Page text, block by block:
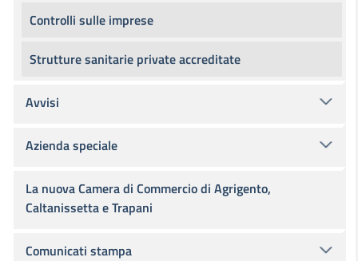
Controlli sulle imprese
Strutture sanitarie private accreditate
Avvisi
Azienda speciale
La nuova Camera di Commercio di Agrigento,
Caltanissetta e Trapani
Comunicati stampa